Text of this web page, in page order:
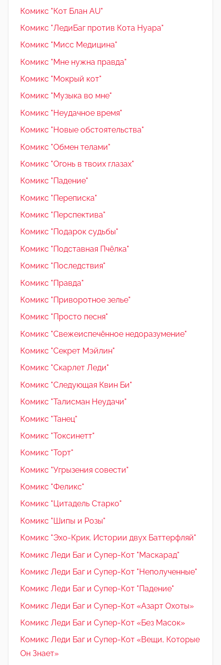
Комикс "Кот Блан AU"
Комикс "ЛедиБаг против Кота Нуара"
Комикс "Мисс Медицина"
Комикс "Мне нужна правда"
Комикс "Мокрый кот"
Комикс "Музыка во мне"
Комикс "Неудачное время"
Комикс "Новые обстоятельства"
Комикс "Обмен телами"
Комикс "Огонь в твоих глазах"
Комикс "Падение"
Комикс "Переписка"
Комикс "Перспектива"
Комикс "Подарок судьбы"
Комикс "Подставная Пчёлка"
Комикс "Последствия"
Комикс "Правда"
Комикс "Приворотное зелье"
Комикс "Просто песня"
Комикс "Свежеиспечённое недоразумение"
Комикс "Секрет Мэйлин"
Комикс "Скарлет Леди"
Комикс "Следующая Квин Би"
Комикс "Талисман Неудачи"
Комикс "Танец"
Комикс "Токсинетт"
Комикс "Торт"
Комикс "Угрызения совести"
Комикс "Феликс"
Комикс "Цитадель Старко"
Комикс "Шипы и Розы"
Комикс "Эхо-Крик. Истории двух Баттерфляй"
Комикс Леди Баг и Супер-Кот "Маскарад"
Комикс Леди Баг и Супер-Кот "Неполученные"
Комикс Леди Баг и Супер-Кот "Падение"
Комикс Леди Баг и Супер-Кот «Азарт Охоты»
Комикс Леди Баг и Супер-Кот «Без Масок»
Комикс Леди Баг и Супер-Кот «Вещи, Которые
Он Знает»